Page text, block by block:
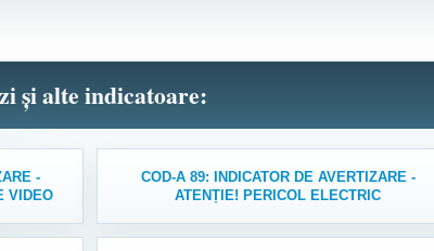
și alte indicatoare:
-
VIDEO
COD-A 89: INDICATOR DE AVERTIZARE -
ATENȚIE! PERICOL ELECTRIC